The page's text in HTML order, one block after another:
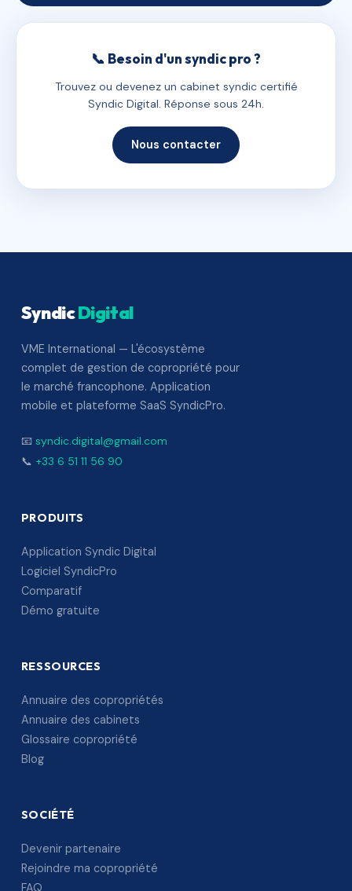
📞 Besoin d'un syndic pro ?
Trouvez ou devenez un cabinet syndic certifié
Syndic Digital. Réponse sous 24h.
Nous contacter
SyndicDigital
VME International — L'écosystème
complet de gestion de copropriété pour
le marché francophone. Application
mobile et plateforme SaaS SyndicPro.
📧 syndic.digital@gmail.com
📞 +33 6 51 11 56 90
PRODUITS
Application Syndic Digital
Logiciel SyndicPro
Comparatif
Démo gratuite
RESSOURCES
Annuaire des copropriétés
Annuaire des cabinets
Glossaire copropriété
Blog
SOCIÉTÉ
Devenir partenaire
Rejoindre ma copropriété
FAQ